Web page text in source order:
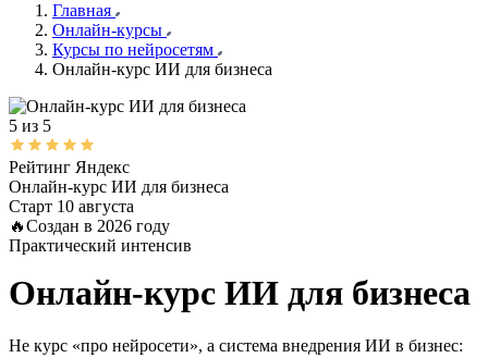
Главная
Онлайн-курсы
Курсы по нейросетям
Онлайн-курс ИИ для бизнеса
5 из 5
Рейтинг Яндекс
Онлайн-курс ИИ для бизнеса
Старт 10 августа
🔥Создан в 2026 году
Практический интенсив
Онлайн-курс ИИ для бизнеса
Не курс «про нейросети», а система внедрения ИИ в бизнес: